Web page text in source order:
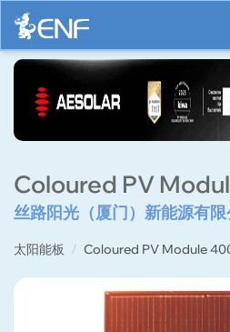
Coloured PV
丝路阳光（厦门）新能源有限
太阳能板 Coloured PV Module